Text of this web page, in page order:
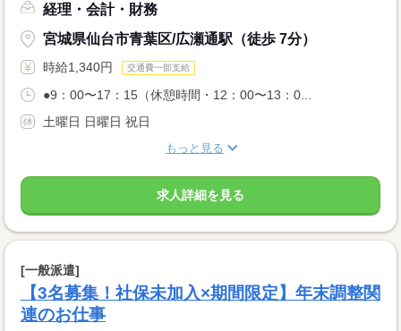
経理・会計・財務
宮城県仙台市青葉区/広瀬通駅（徒歩 7分）
時給1,340円 交通費一部支給
●9：00〜17：15（休憩時間・12：00〜13：0...
土曜日 日曜日 祝日
もっと見る
求人詳細を見る
[一般派遣]
【3名募集！社保未加入×期間限定】年末調整関
連のお仕事